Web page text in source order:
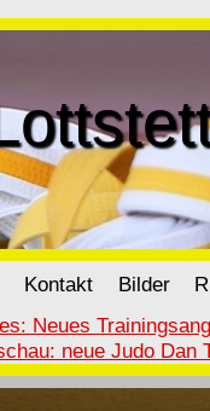
Kontakt Bilder
Neues
neue Judo Dan